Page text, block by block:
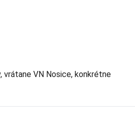
VN Nosice, konkrétne